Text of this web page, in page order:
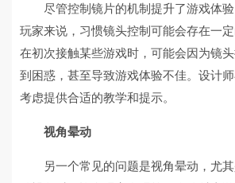
尽管控制镜片的机制提升了游戏体
玩家来说，习惯镜头控制可能会存在一
在初次接触某些游戏时，可能会因为镜
到困惑，甚至导致游戏体验不佳。设计
考虑提供合适的教学和提示。
视角晕动
另一个常见的问题是视角晕动，尤